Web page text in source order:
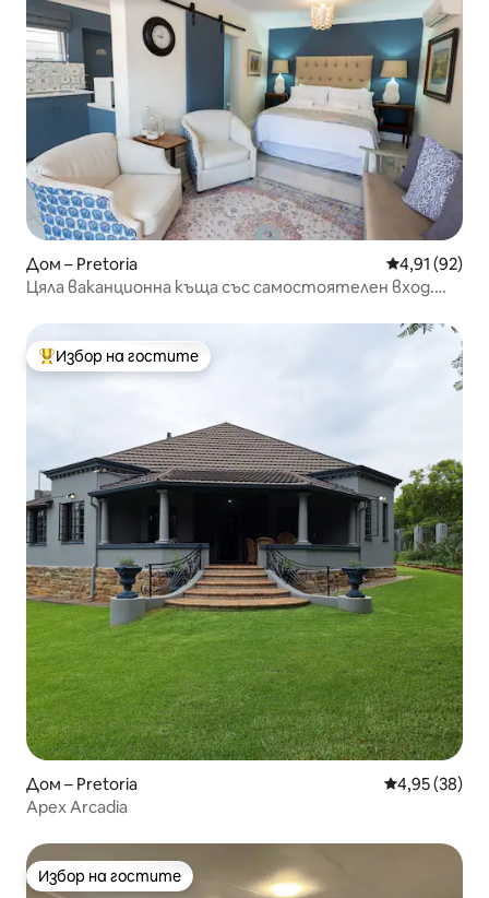
Дом – Pretoria Средна
4,91 (92)
Цяла ваканционна къща със самостоятелен вход.
Най-популярен избор на гостите
Избор на гостите
Дом – Pretoria Средна
4,95 (38)
Apex Arcadia
Избор на гостите
Избор на гостите